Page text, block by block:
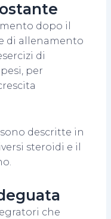
dopo il
di allenamento
di
per
descritte in
steroidi e il
che